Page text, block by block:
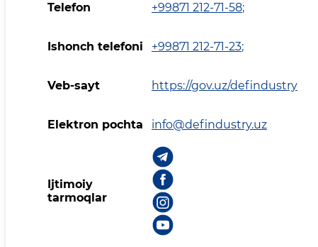
Telefon +99871 212-71-58;
Ishonch telefoni +99871 212-71-23;
Veb-sayt https://gov.uz/defindustry
Elektron pochta info@defindustry.uz
Ijtimoiy
tarmoqlar